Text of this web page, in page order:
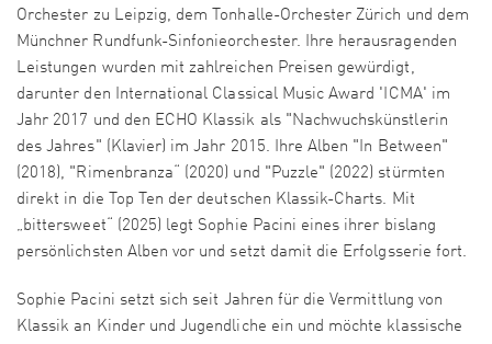
Orchester zu Leipzig, dem Tonhalle-Orchester Zürich und dem
Münchner Rundfunk-Sinfonieorchester. Ihre heraus­ragenden
Leistungen wurden mit zahl­reichen Preisen gewürdigt,
darunter den International Classical Music Award 'ICMA' im
Jahr 2017 und den ECHO Klassik als "Nachwuchskünstlerin
des Jahres" (Klavier) im Jahr 2015. Ihre Alben "In Between"
(2018), "Rimenbranza“ (2020) und "Puzzle" (2022) stürmten
direkt in die Top Ten der deutschen Klassik-Charts. Mit
„bittersweet“ (2025) legt Sophie Pacini eines ihrer bislang
persönlichsten Alben vor und setzt damit die Erfolgsserie fort.
Sophie Pacini setzt sich seit Jahren für die Vermittlung von
Klassik an Kinder und Jugendliche ein und möchte klassische